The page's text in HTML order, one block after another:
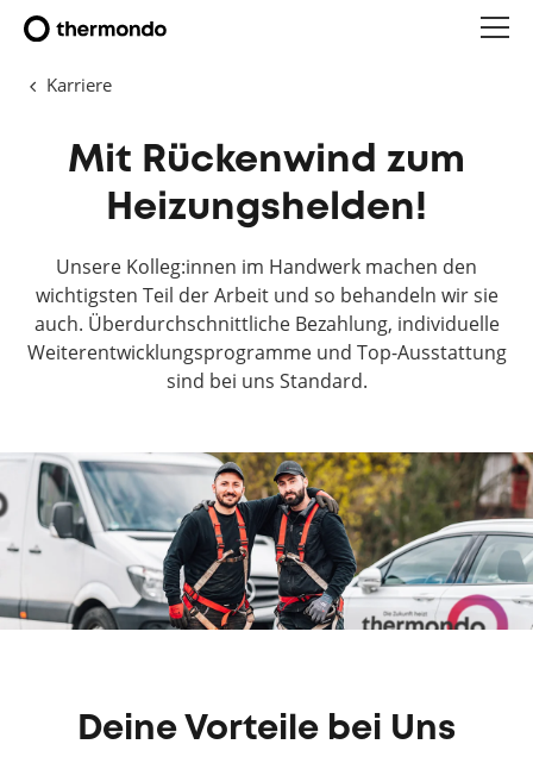
Karriere
Mit Rückenwind zum
Heizungshelden!
Unsere Kolleg:innen im Handwerk machen den
wichtigsten Teil der Arbeit und so behandeln wir sie
auch. Überdurchschnittliche Bezahlung, individuelle
Weiterentwicklungsprogramme und Top-Ausstattung
sind bei uns Standard.
Deine Vorteile bei Uns